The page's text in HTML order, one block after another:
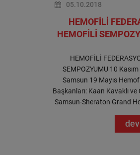
05.10.2018
HEMOFİLİ
HEMOFİLİ
HEMOFİLİ
SEMPOZYUMU 10
Samsun 19 Mayıs
Başkanları: Kaan Kavaklı
Samsun-Sheraton Grand